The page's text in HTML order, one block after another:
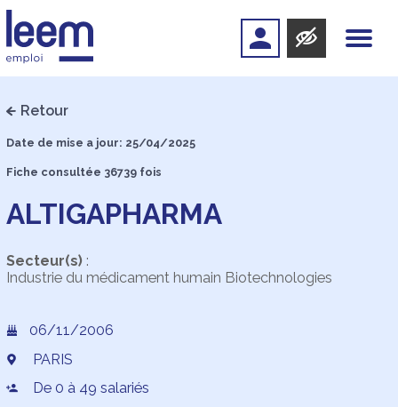
Retour
Date de mise a jour: 25/04/2025
Fiche consultée 36739 fois
ALTIGAPHARMA
Secteur(s):
Industrie du médicament humain Biotechnologies
06/11/2006
PARIS
De 0 à 49 salariés